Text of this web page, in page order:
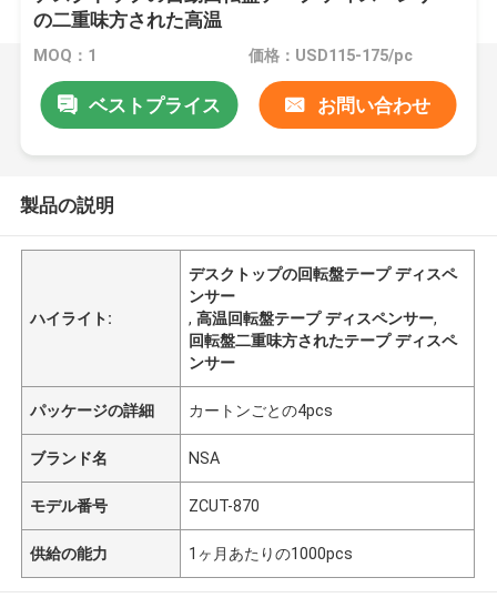
の二重味方された高温
MOQ：1 価格：USD115-175/pc
ベストプライス お問い合わせ
製品の説明
ハイライト:
デスクトップの回転盤テープ ディスペ
ンサー
,高温回転盤テープ ディスペンサー,
回転盤二重味方されたテープ ディスペ
ンサー
パッケージの詳細 カートンごとの4pcs
ブランド名 NSA
モデル番号 ZCUT-870
供給の能力 1ヶ月あたりの1000pcs